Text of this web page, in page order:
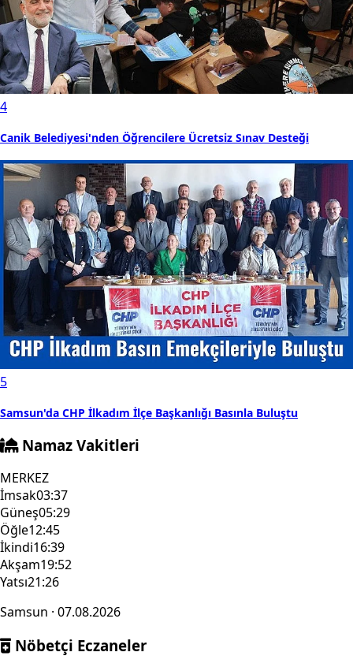
4
Canik Belediyesi'nden Öğrencilere Ücretsiz Sınav Desteği
5
Samsun'da CHP İlkadım İlçe Başkanlığı Basınla Buluştu
Namaz Vakitleri
MERKEZ
İmsak03:37
Güneş05:29
Öğle12:45
İkindi16:39
Akşam19:52
Yatsı21:26
Samsun · 07.08.2026
Nöbetçi Eczaneler